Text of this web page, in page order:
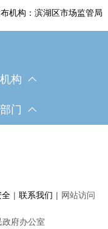
机构：滨湖区市场监管局
构
门
全 | 联系我们 | 网站访问
府办公室